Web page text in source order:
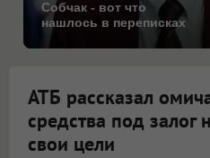
Собчак - вот что
нашлось в переписках
АТБ рассказал
средства под залог
свои цели